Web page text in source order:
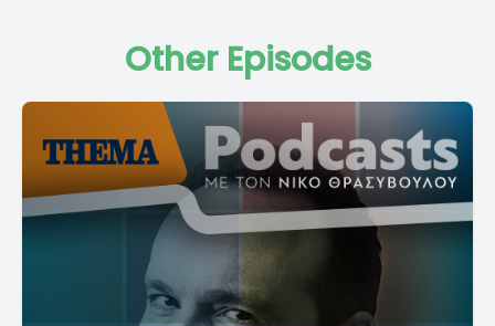
Other Episodes